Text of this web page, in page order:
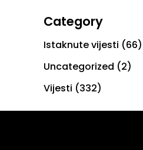
Category
Istaknute vijesti (66)
Uncategorized (2)
Vijesti (332)